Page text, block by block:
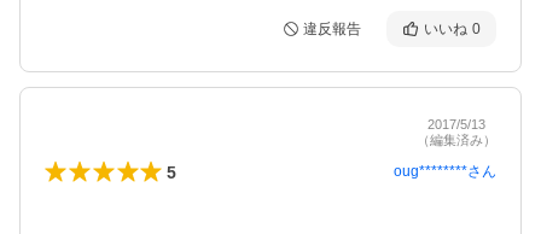
違反報告 いいね 0
2017/5/13
（編集済み）
5 oug********さん